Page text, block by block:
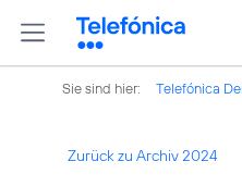
Sie sind hier: Telefónica
Zurück zu Archiv 2024